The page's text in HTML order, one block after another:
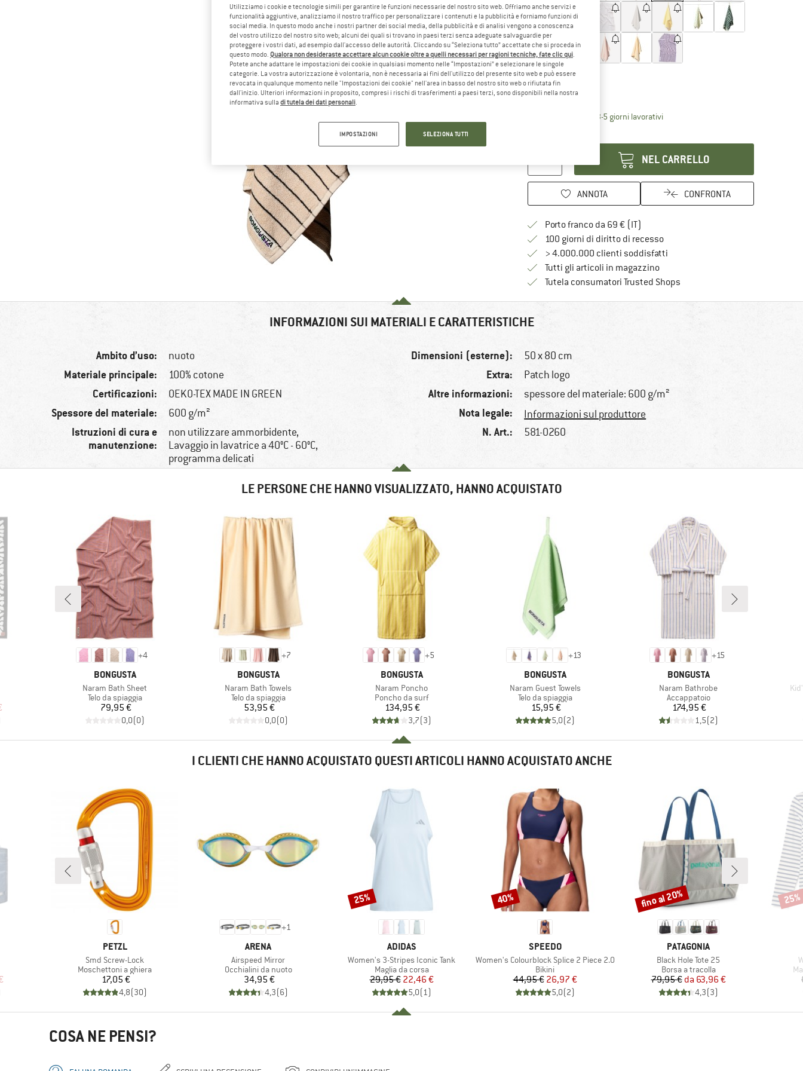
Taglia:50 x 80 cm
50 x 80 cm
Tempi di consegna: 3-5 giorni lavorativiIl link si apre in una casella
NEL CARRELLO
ANNOTA CONFRONTA
Porto franco da 69 € (IT)
100 giorni di diritto di recessoVai alla politica di recesso qui Si
> 4.000.000 clienti soddisfatti
Tutti gli articoli in magazzino
Tutela consumatori Trusted ShopsTrovi tutte le informazioni qui!
INFORMAZIONI SUI MATERIALI E CARATTERISTICHE
Ambito d’uso: nuoto
Materiale principale: 100% cotone
Certificazioni: OEKO-TEX MADE IN GREEN
Spessore del materiale: 600 g/m²
Istruzioni di cura e
manutenzione:
non utilizzare ammorbidente,
Lavaggio in lavatrice a 40°C - 60°C,
programma delicati
Dimensioni (esterne): 50 x 80 cm
Extra: Patch logo
Altre informazioni: spessore del materiale: 600 g/m²
Nota legale: Informazioni sul produttore
N. Art.: 581-0260
LE PERSONE CHE HANNO VISUALIZZATO, HANNO ACQUISTATO
+4
MARCHIO
BONGUSTA
Articolo
Naram Bath Sheet
Gruppo di prodotti
Telo da spiaggia
Prezzo
79,95 €
0,0(0)
+7
MARCHIO
BONGUSTA
Articolo
Naram Bath Towels
Gruppo di prodotti
Telo da spiaggia
Prezzo
53,95 €
0,0(0)
+5
MARCHIO
BONGUSTA
Articolo
Naram Poncho
Gruppo di prodotti
Poncho da surf
Prezzo
134,95 €
3,7(3)
+13
MARCHIO
BONGUSTA
Articolo
Naram Guest Towels
Gruppo di prodotti
Telo da spiaggia
Prezzo
15,95 €
5,0(2)
+15
MARCHIO
BONGUSTA
Articolo
Naram Bathrobe
Gruppo di prodotti
Accappatoio
Prezzo
174,95 €
1,5(2)
I CLIENTI CHE HANNO ACQUISTATO QUESTI ARTICOLI HANNO ACQUISTATO ANCHE
MARCHIO
PETZL
Articolo
Smd Screw-Lock
Gruppo di prodotti
Moschettoni a ghiera
Prezzo
17,05 €
4,8(30)
+1
MARCHIO
ARENA
Articolo
Airspeed Mirror
Gruppo di prodotti
Occhialini da nuoto
Prezzo
34,95 €
4,3(6)
MARCHIO
ADIDAS
Articolo
Women's 3-Stripes Iconic Tank
Gruppo di prodotti
Maglia da corsa
Prezzo
29,95 €Prezzo ridotto
22,46 €
5,0(1)
Sconto
25%
MARCHIO
SPEEDO
Articolo
Women's Colourblock Splice 2 Piece 2.0
Gruppo di prodotti
Bikini
Prezzo
44,95 €Prezzo ridotto
26,97 €
5,0(2)
Sconto
40%
MARCHIO
PATAGONIA
Articolo
Black Hole Tote 25
Gruppo di prodotti
Borsa a tracolla
Prezzo
79,95 € Prezzo ridotto
da 63,96 €
4,3(3)
Sconto
fino al 20% 25%
COSA NE PENSI?
Utilizziamo i cookie e tecnologie simili per garantire le funzioni necessarie del nostro sito web. Offriamo anche servizi e
funzionalità aggiuntive, analizziamo il nostro traffico per personalizzare i contenuti e la pubblicità e forniamo funzioni di
social media. In questo modo anche i nostri partner dei social media, della pubblicità e di analisi vengono a conoscenza
del vostro utilizzo del nostro sito web; alcuni dei quali si trovano in paesi terzi senza adeguate salvaguardie per
proteggere i vostri dati, ad esempio dall'accesso delle autorità. Cliccando su “Seleziona tutto” accettate che si proceda in
questo modo. Qualora non desideraste accettare alcun cookie oltre a quelli necessari per ragioni tecniche, fate clic qui.
Potete anche adattare le impostazioni dei cookie in qualsiasi momento nelle “Impostazioni” e selezionare le singole
categorie. La vostra autorizzazione è volontaria, non è necessaria ai fini dell'utilizzo del presente sito web e può essere
revocata in qualunque momento nelle "Impostazioni dei cookie" nell'area in basso del nostro sito web o rifiutata fin
dall'inizio. Ulteriori informazioni in proposito, compresi i rischi di trasferimenti a paesi terzi, sono disponibili nella nostra
informativa sulla di tutela dei dati personali.
IMPOSTAZIONI SELEZIONA TUTTI